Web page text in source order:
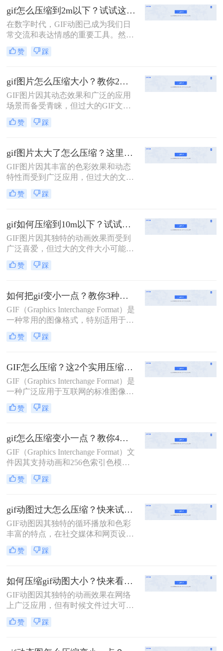
也越来越大，这不仅影响了加载速
度，还可能导致上传失败。因此，学
会gif如何压缩大小，同时保持良好的
视觉效果，显得尤为重要。本文将介
绍三种高效的GIF压缩方法，帮助您
轻松应对这一挑战。
gif怎么压缩到2m以下？试试这二种压缩方法！
在数字时代，GIF动图已成为我们日
常交流和表达情感的重要工具。然
而，随着网络带宽和存储空间的限
制，gif怎么压缩到2m以下，成为了一
有效的方法来帮助您将GIF文件压缩
到2M以下。
赞 踩
gif图片怎么压缩大小？教你2种简单好用压缩方法！
GIF图片因其动态效果和广泛的应用
场景而备受青睐，但过大的GIF文件
可能会给存储和传输带来不便。因
此，学会如何压缩GIF图片大小变得
呢？本文将介绍两种常用的GIF图片
压缩方法。
赞 踩
gif图片太大了怎么压缩？这里有3个方法教你轻松压缩！
GIF图片因其丰富的色彩效果和动态
特性而受到广泛应用，但过大的文件
大小可能拖慢加载速度，影响用户体
验。那么gif图片太大了怎么压缩呢？
赞 踩
gif如何压缩到10m以下？试试这二种压缩方法！
GIF图片因其独特的动画效果而受到
广泛喜爱，但过大的文件大小可能会
给网页加载和分享带来不便。那么gif
如何压缩到10m以下呢？本文将介绍
帮助你轻松优化GIF图片。
赞 踩
如何把gif变小一点？教你3种压缩gif大小方法！
GIF（Graphics Interchange Format）是
一种常用的图像格式，特别适用于网
络上的动画和图标。然而，GIF文件
有时会非常大，这不仅会拖慢网页加
那么如何把gif变小一点呢？本文将介
绍三种实用的方法，帮助你把GIF文
件变小，同时尽量保持其画质。
赞 踩
GIF怎么压缩？这2个实用压缩方法了解一下！
GIF（Graphics Interchange Format）是
一种广泛应用于互联网的标准图像格
式，因其支持动画和无损压缩而备受
青睐。然而，高质量的GIF动图往往
分享或上传时可能带来不便。因此，
了解GIF怎么压缩变得尤为重要。本
文将介绍两种GIF压缩方法。
赞 踩
gif怎么压缩变小一点？教你4招轻松压缩！
GIF（Graphics Interchange Format）文
件因其支持动画和256色索引色模
式，在网络传播中广受欢迎。然而，
GIF文件往往体积较大，影响加载速
一点呢？本文将介绍四种有效的GIF
压缩方法。
赞 踩
gif动图过大怎么压缩？快来试试这3种压缩方法！
GIF动图因其独特的循环播放和色彩
丰富的特点，在社交媒体和网页设计
中广泛应用。然而，过大的GIF文件
不仅会增加加载时间，还可能影响用
成为一项必要的任务。那么gif动图过
大怎么压缩呢？本文将介绍三种压缩
GIF动图的方法。
赞 踩
如何压缩gif动图大小？快来看这二个压缩方法！
GIF动图因其独特的动画效果在网络
上广泛应用，但有时候文件过大可能
会影响加载速度和用户体验。因此，
如何压缩gif动图大小变得尤为重要。
的方法
赞 踩